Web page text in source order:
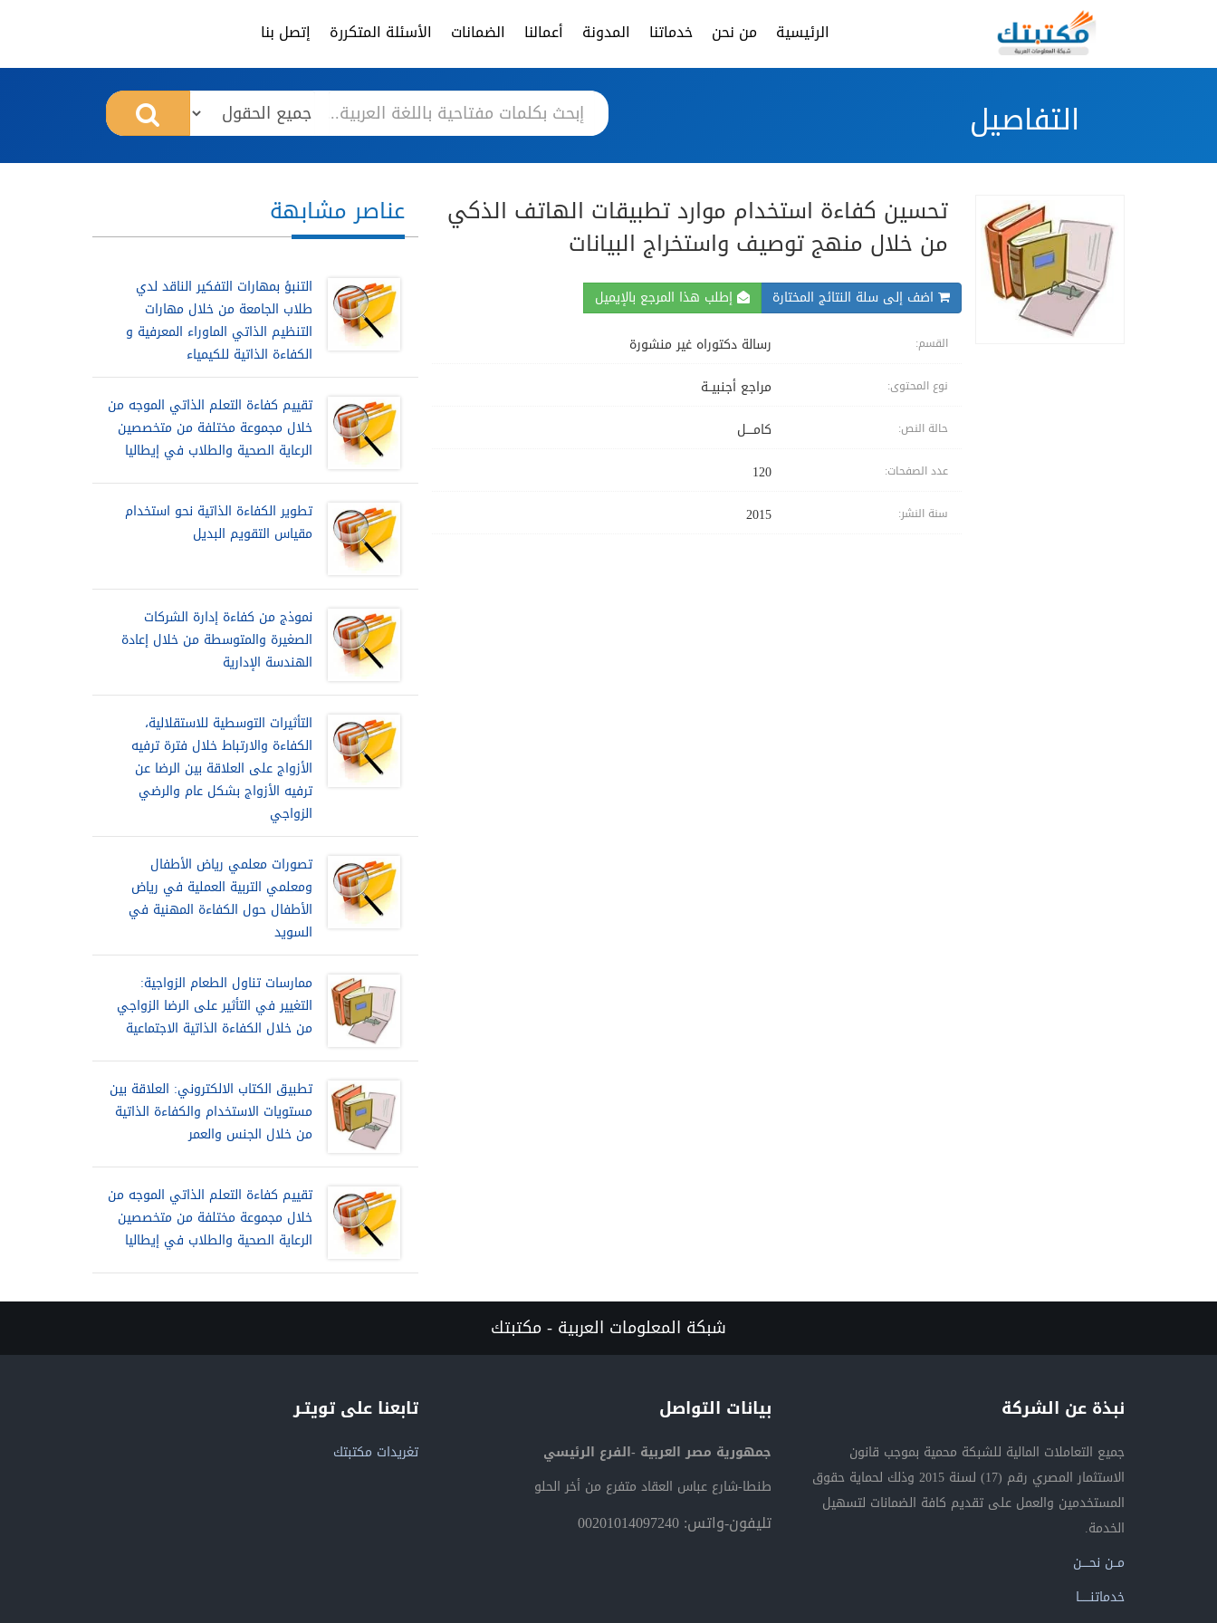
الرئيسية من نحن خدماتنا المدونة أعمالنا الضمانات الأسئلة المتكررة إتصل بنا
التفاصيل
تحسين كفاءة استخدام موارد تطبيقات الهاتف الذكي
من خلال منهج توصيف واستخراج البيانات
اضف إلى سلة النتائج المختارة إطلب هذا المرجع بالإيميل
القسم: رسالة دكتوراه غير منشورة
نوع المحتوى: مراجع أجنبيــة
حالة النص: كامــــل
عدد الصفحات: 120
سنة النشر: 2015
عناصر مشابهة
التنبؤ بمهارات التفكير الناقد لدي
طلاب الجامعة من خلال مهارات
التنظيم الذاتي الماوراء المعرفية و
الكفاءة الذاتية للكيمياء
تقييم كفاءة التعلم الذاتي الموجه من
خلال مجموعة مختلفة من متخصصين
الرعاية الصحية والطلاب في إيطاليا
تطوير الكفاءة الذاتية نحو استخدام
مقياس التقويم البديل
نموذج من كفاءة إدارة الشركات
الصغيرة والمتوسطة من خلال إعادة
الهندسة الإدارية
التأثيرات التوسطية للاستقلالية،
الكفاءة والارتباط خلال فترة ترفيه
الأزواج على العلاقة بين الرضا عن
ترفيه الأزواج بشكل عام والرضي
الزواجي
تصورات معلمي رياض الأطفال
ومعلمي التربية العملية في رياض
الأطفال حول الكفاءة المهنية في
السويد
ممارسات تناول الطعام الزواجية:
التغيير في التأثير على الرضا الزواجي
من خلال الكفاءة الذاتية الاجتماعية
تطبيق الكتاب الالكتروني: العلاقة بين
مستويات الاستخدام والكفاءة الذاتية
من خلال الجنس والعمر
تقييم كفاءة التعلم الذاتي الموجه من
خلال مجموعة مختلفة من متخصصين
الرعاية الصحية والطلاب في إيطاليا
شبكة المعلومات العربية - مكتبتك
نبذة عن الشركة
جميع التعاملات المالية للشبكة محمية بموجب قانون
الاستثمار المصري رقم (17) لسنة 2015 وذلك لحماية حقوق
المستخدمين والعمل على تقديم كافة الضمانات لتسهيل
الخدمة.
مــن نحــــن
خدماتنــــــا
بيانات التواصل
جمهورية مصر العربية -الفرع الرئيسي
طنطا-شارع عباس العقاد متفرع من أخر الحلو
تليفون-واتس: 00201014097240
تابعنا على تويتـر
تغريدات مكتبتك